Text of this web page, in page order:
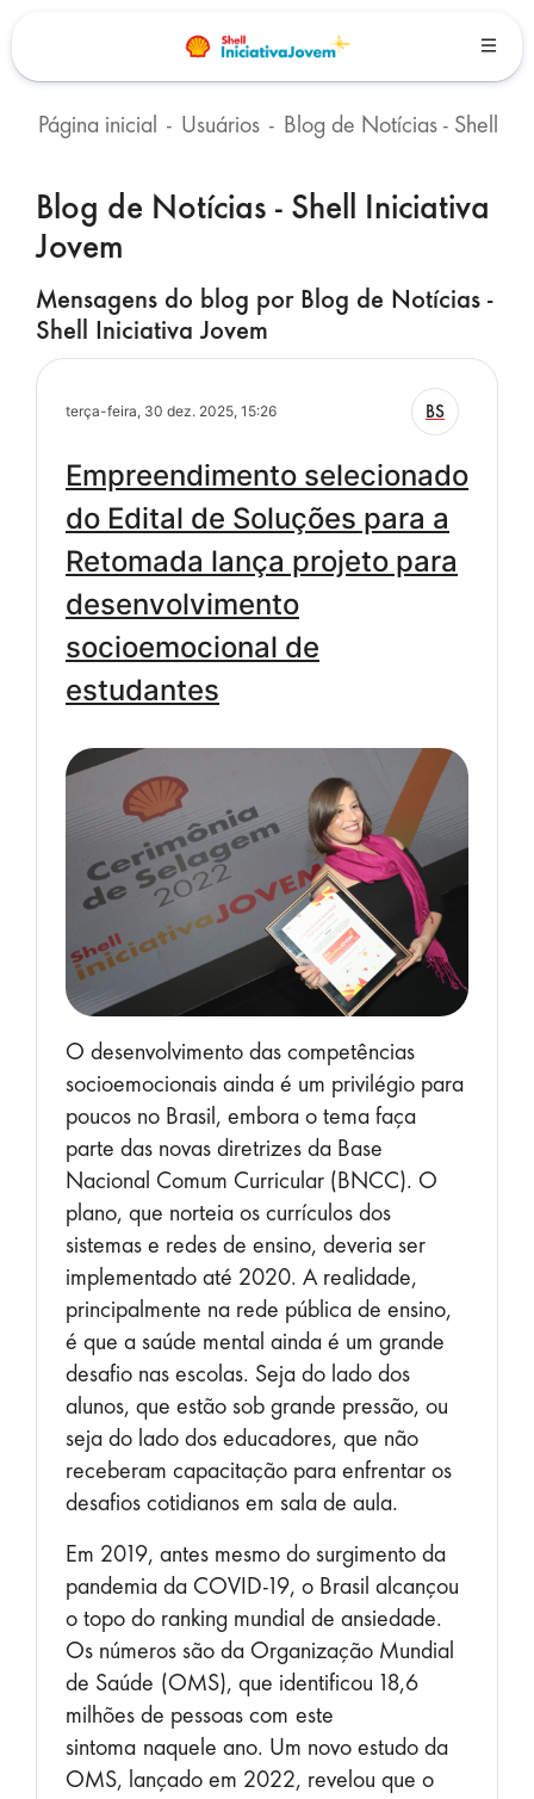
Página inicial Usuários
Blocos
Blog de Notícias - Shell Iniciativa
Jovem
Mensagens do blog por Blog de Notícias -
Shell Iniciativa Jovem
terça-feira, 30 dez. 2025, 15:26 BS
Empreendimento selecionado
do Edital de Soluções para a
Retomada lança projeto para
desenvolvimento
socioemocional de
estudantes
O desenvolvimento das competências
socioemocionais ainda é um privilégio para
poucos no Brasil, embora o tema faça
parte das novas diretrizes da Base
Nacional Comum Curricular (BNCC). O
plano, que norteia os currículos dos
sistemas e redes de ensino, deveria ser
implementado até 2020. A realidade,
principalmente na rede pública de ensino,
é que a saúde mental ainda é um grande
desafio nas escolas. Seja do lado dos
alunos, que estão sob grande pressão, ou
seja do lado dos educadores, que não
receberam capacitação para enfrentar os
desafios cotidianos em sala de aula.
Em 2019, antes mesmo do surgimento da
pandemia da COVID-19, o Brasil alcançou
o topo do ranking mundial de ansiedade.
Os números são da Organização Mundial
de Saúde (OMS), que identificou 18,6
milhões de pessoas com este
sintoma naquele ano. Um novo estudo da
OMS, lançado em 2022, revelou que o